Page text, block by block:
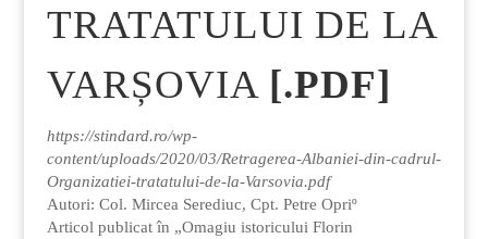
TRATATULUI DE LA
VARȘOVIA [.PDF]
https://stindard.ro/wp-
content/uploads/2020/03/Retragerea-Albaniei-din-cadrul-
Organizatiei-tratatului-de-la-Varsovia.pdf
Autori: Col. Mircea Serediuc, Cpt. Petre Opriº
Articol publicat în „Omagiu istoricului Florin